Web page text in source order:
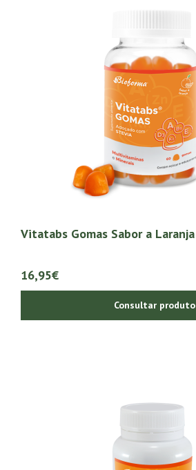
Vitatabs Gomas Sabor a Laranja
16,95€
Consultar produto